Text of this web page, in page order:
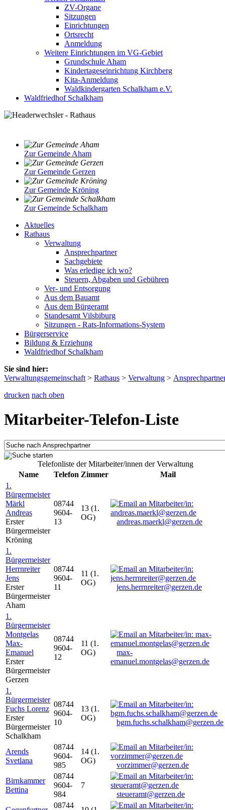
ZV-Organe
Sitzungen
Einrichtungen
Ortsrecht
Anmeldung
Weitere Einrichtungen im VG-Gebiet
Grundschule Aham
Kindertageseinrichtung Kirchberg
Kita-Anmeldung
Waldkindergarten Schalkham e.V.
Waldfriedhof Schalkham
Zur Gemeinde Aham
Zur Gemeinde Gerzen
Zur Gemeinde Kröning
Zur Gemeinde Schalkham
Aktuelles
Rathaus
Verwaltung
Ansprechpartner
Sachgebiete
Was erledige ich wo?
Steuern, Abgaben und Gebühren
Ver- und Entsorgung
Aus dem Bauamt
Aus dem Bürgeramt
Standesamt Vilsbiburg
Sitzungen - Rats-Informations-System
Bürgerservice
Bildung & Erziehung
Waldfriedhof Schalkham
Sie sind hier:
Verwaltungsgemeinschaft > Rathaus > Verwaltung >
drucken nach oben
Mitarbeiter-Telefon-Liste
Telefonliste der Mitarbeiter/innen der Verwaltung
Name
Telefon Zimmer
Mail
1.
Bürgermeister
Märkl
Andreas
Erster
Bürgermeister
Kröning
08744
9604-
13
13 (1.
OG)
andreas.maerkl@gerzen.de
1.
Bürgermeister
Herrnreiter
Jens
Erster
Bürgermeister
Aham
08744
9604-
11
11 (1.
OG)
jens.herrnreiter@gerzen.de
1.
Bürgermeister
Montgelas
Max-
Emanuel
Erster
Bürgermeister
Gerzen
08744
9604-
12
11 (1.
OG)
max-
emanuel.montgelas@gerzen.de
1.
Bürgermeister
Fuchs Lorenz
Erster
Bürgermeister
Schalkham
08744
9604-
10
13 (1.
OG)
bgm.fuchs.schalkham@gerzen.de
Arends
Svetlana
08744
9604-
985
14 (1.
OG)
vorzimmer@gerzen.de
Birnkammer
Bettina
08744
9604-
984
7
steueramt@gerzen.de
08744